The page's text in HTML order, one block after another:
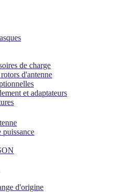
de charge
d'antenne
et adaptateurs
d'origine